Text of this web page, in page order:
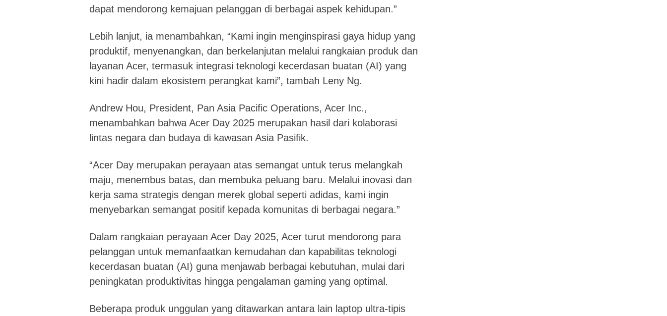
dapat mendorong kemajuan pelanggan di berbagai aspek kehidupan.”
Lebih lanjut, ia menambahkan, “Kami ingin menginspirasi gaya hidup yang
produktif, menyenangkan, dan berkelanjutan melalui rangkaian produk dan
layanan Acer, termasuk integrasi teknologi kecerdasan buatan (AI) yang
kini hadir dalam ekosistem perangkat kami”, tambah Leny Ng.
Andrew Hou, President, Pan Asia Pacific Operations, Acer Inc.,
menambahkan bahwa Acer Day 2025 merupakan hasil dari kolaborasi
lintas negara dan budaya di kawasan Asia Pasifik.
“Acer Day merupakan perayaan atas semangat untuk terus melangkah
maju, menembus batas, dan membuka peluang baru. Melalui inovasi dan
kerja sama strategis dengan merek global seperti adidas, kami ingin
menyebarkan semangat positif kepada komunitas di berbagai negara.”
Dalam rangkaian perayaan Acer Day 2025, Acer turut mendorong para
pelanggan untuk memanfaatkan kemudahan dan kapabilitas teknologi
kecerdasan buatan (AI) guna menjawab berbagai kebutuhan, mulai dari
peningkatan produktivitas hingga pengalaman gaming yang optimal.
Beberapa produk unggulan yang ditawarkan antara lain laptop ultra-tipis